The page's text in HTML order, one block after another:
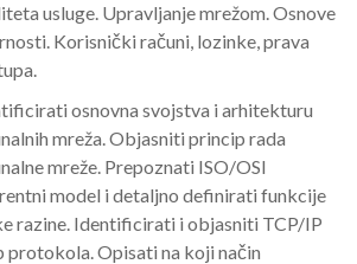
usluge. Upravljanje mrežom. Osnove
Korisnički računi, lozinke, prava
osnovna svojstva i arhitekturu
mreža. Objasniti princip rada
mreže. Prepoznati ISO/OSI
model i detaljno definirati funkcije
razine. Identificirati i objasniti TCP/IP
protokola. Opisati na koji način